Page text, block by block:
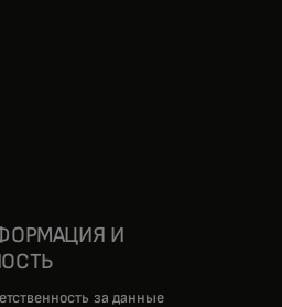
in a new tab
И
за данные